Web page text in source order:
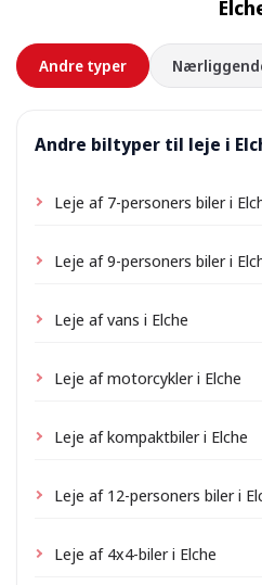
Andre typer
Andre biltyper til leje i
Leje af 7-personers biler i
Leje af 9-personers biler i
Leje af vans i Elche
Leje af motorcykler i Elche
Leje af kompaktbiler i Elche
Leje af 12-personers biler i
Leje af 4x4-biler i Elche